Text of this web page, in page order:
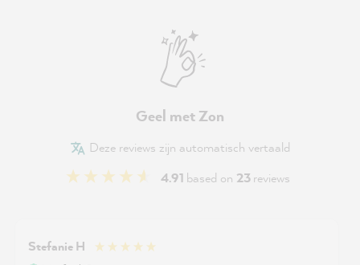
Geel met Zon
Deze reviews zijn automatisch vertaald
4.91 based on 23reviews
Stefanie H